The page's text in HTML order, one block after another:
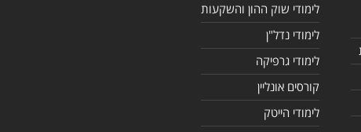
לימודי שוק ההון והשקעות
לימודי נדל"ן
לימודי גרפיקה
קורסים אונליין
לימודי הייטק